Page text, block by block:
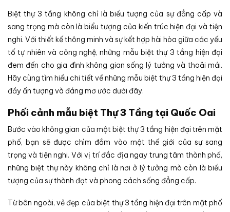
Biệt thự 3 tầng không chỉ là biểu tượng của sự đẳng cấp và
sang trọng mà còn là biểu tượng của kiến trúc hiện đại và tiện
nghi. Với thiết kế thông minh và sự kết hợp hài hòa giữa các yếu
tố tự nhiên và công nghệ, những mẫu biệt thự 3 tầng hiện đại
đem đến cho gia đình không gian sống lý tưởng và thoải mái.
Hãy cùng tìm hiểu chi tiết về những mẫu biệt thự 3 tầng hiện đại
đầy ấn tượng và đáng mơ ước dưới đây.
Phối cảnh mẫu biệt Thự 3 Tầng tại Quốc Oai
Bước vào không gian của một biệt thự 3 tầng hiện đại trên mặt
phố, bạn sẽ được chìm đắm vào một thế giới của sự sang
trọng và tiện nghi. Với vị trí đắc địa ngay trung tâm thành phố,
những biệt thự này không chỉ là nơi ở lý tưởng mà còn là biểu
tượng của sự thành đạt và phong cách sống đẳng cấp.
Từ bên ngoài, vẻ đẹp của biệt thự 3 tầng hiện đại trên mặt phố